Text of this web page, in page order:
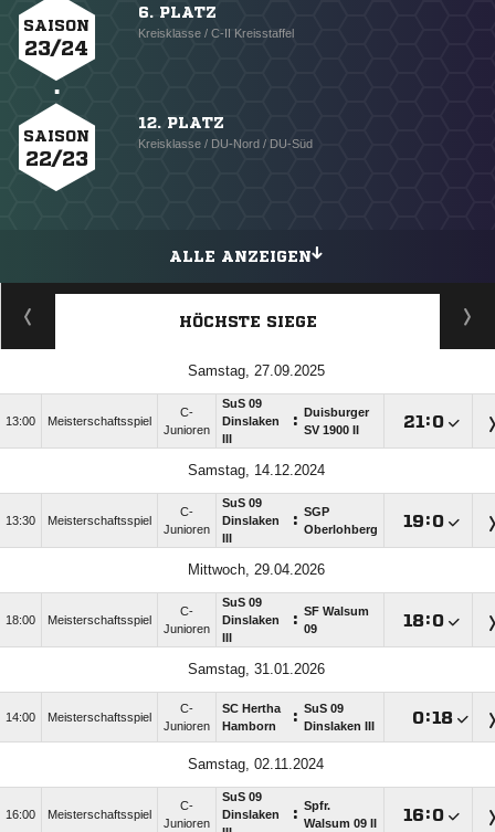
SAISON
23/24
6. PLATZ
Kreisklasse / C-II Kreisstaffel
SAISON
22/23
12. PLATZ
Kreisklasse / DU-Nord / DU-Süd
ALLE ANZEIGEN
HÖCHSTE SIEGE
Samstag, 27.09.2025
13:00 Meisterschaftsspiel
C-
Junioren
SuS 09
Dinslaken
:
Duisburger
SV 1900 II
:
Samstag, 14.12.2024
13:30 Meisterschaftsspiel
C-
Junioren
SuS 09
Dinslaken
: SGP
Oberlohberg
:
Mittwoch, 29.04.2026
18:00 Meisterschaftsspiel
C-
Junioren
SuS 09
Dinslaken
: SF Walsum
09
:
Samstag, 31.01.2026
14:00 Meisterschaftsspiel
C-
Junioren
SC Hertha
Hamborn
: SuS 09
Dinslaken III
:
Samstag, 02.11.2024
16:00 Meisterschaftsspiel
C-
Junioren
SuS 09
Dinslaken
: Spfr.
Walsum 09 II
: